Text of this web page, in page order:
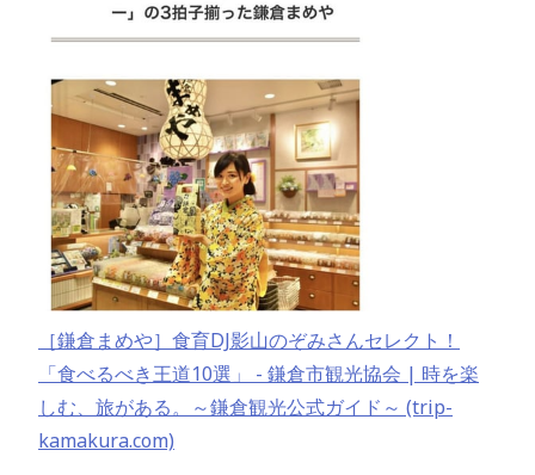
［鎌倉まめや］食育DJ影山のぞみさんセレクト！
「食べるべき王道10選」 - 鎌倉市観光協会 | 時を楽
しむ、旅がある。～鎌倉観光公式ガイド～ (trip-
kamakura.com)